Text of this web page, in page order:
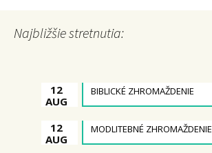
Najbližšie stretnutia:
12
AUG
BIBLICKÉ ZHROMAŽDENIE
12
AUG
MODLITEBNÉ ZHROMAŽDENIE